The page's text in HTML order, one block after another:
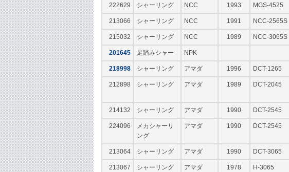
222629 シャーリング NCC 1993 MGS-4525
213066 シャーリング NCC 1991 NCC-2565S
215032 シャーリング NCC 1989 NCC-3065S
201645 足踏みシャー NPK
218998 シャーリング アマダ 1996 DCT-1265
212898 シャーリング アマダ 1989 DCT-2045
214132 シャーリング アマダ 1990 DCT-2545
224096
メカシャーリ
ング
アマダ 1990 DCT-2545
213064 シャーリング アマダ 1990 DCT-3065
213067 シャーリング アマダ 1978 H-3065